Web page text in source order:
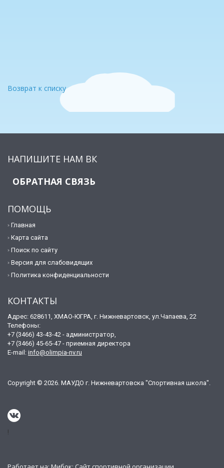
Возврат к списку
НАПИШИТЕ НАМ ВК
ОБРАТНАЯ СВЯЗЬ
ПОМОЩЬ
Главная
Карта сайта
Поиск по сайту
Версия для слабовидящих
Политика конфиденциальности
КОНТАКТЫ
Адрес: 628611, ХМАО-ЮГРА, г. Нижневартовск, ул.Чапаева, 22
Телефоны:
+7 (3466) 43-43-42 - администратор,
+7 (3466) 45-65-47 - приемная директора
E-mail: info@olimpia-nv.ru
Copyright © 2026. МАУДО г. Нижневартовска "Спортивная школа".
!